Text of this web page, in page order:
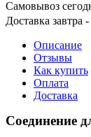
Самовывоз
Доставка завтра
Описание
Отзывы
Как купить
Оплата
Доставка
Соединение